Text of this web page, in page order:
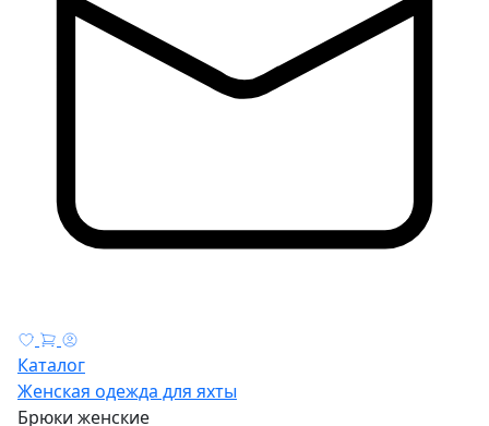
Каталог
Женская одежда для яхты
Брюки женские